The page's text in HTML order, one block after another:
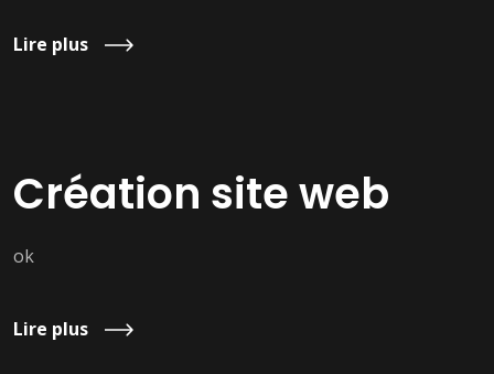
Lire plus
Création site web
ok
Lire plus